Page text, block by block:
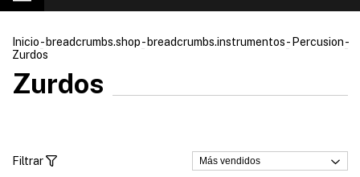
Inicio- breadcrumbs.shop- breadcrumbs.instrumentos- Percusion-
Zurdos
Zurdos
Filtrar